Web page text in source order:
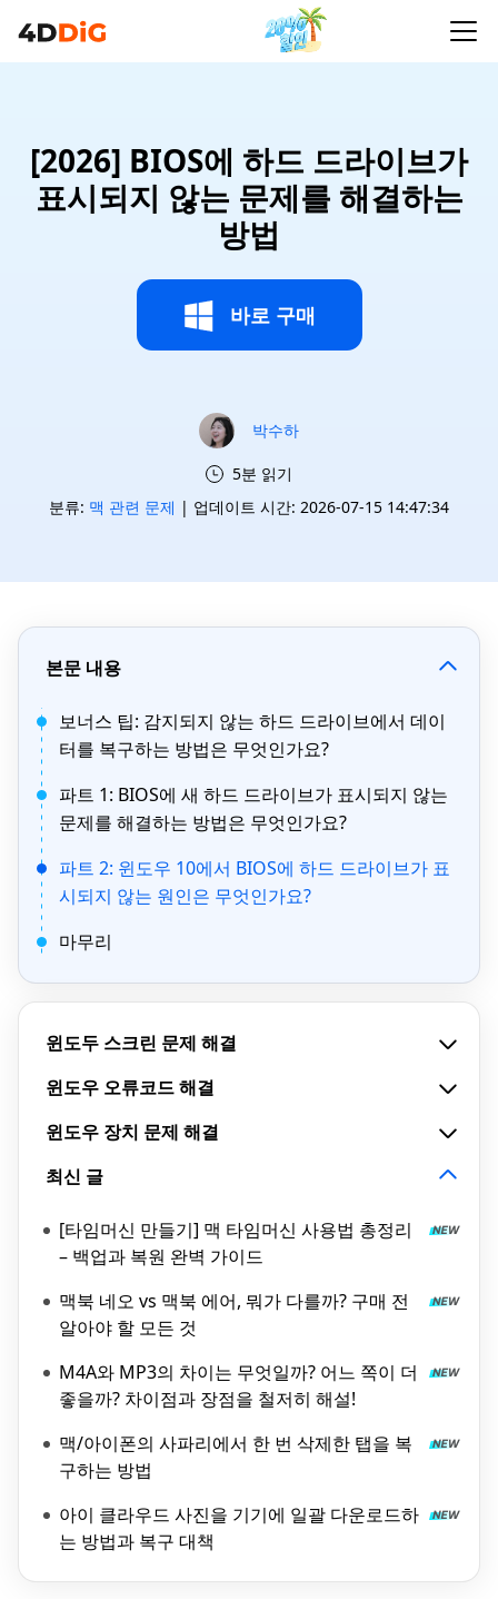
[2026] BIOS에 하드 드라이브가
표시되지 않는 문제를 해결하는
방법
바로 구매
박수하
5분 읽기
분류: 맥 관련 문제 | 업데이트 시간: 2026-07-15 14:47:34
본문 내용
보너스 팁: 감지되지 않는 하드 드라이브에서 데이
터를 복구하는 방법은 무엇인가요?
파트 1: BIOS에 새 하드 드라이브가 표시되지 않는
문제를 해결하는 방법은 무엇인가요?
파트 2: 윈도우 10에서 BIOS에 하드 드라이브가 표
시되지 않는 원인은 무엇인가요?
마무리
윈도두 스크린 문제 해결
윈도우 오류코드 해결
윈도우 장치 문제 해결
최신 글
[타임머신 만들기] 맥 타임머신 사용법 총정리
– 백업과 복원 완벽 가이드
맥북 네오 vs 맥북 에어, 뭐가 다를까? 구매 전
알아야 할 모든 것
M4A와 MP3의 차이는 무엇일까? 어느 쪽이 더
좋을까? 차이점과 장점을 철저히 해설!
맥/아이폰의 사파리에서 한 번 삭제한 탭을 복
구하는 방법
아이 클라우드 사진을 기기에 일괄 다운로드하
는 방법과 복구 대책